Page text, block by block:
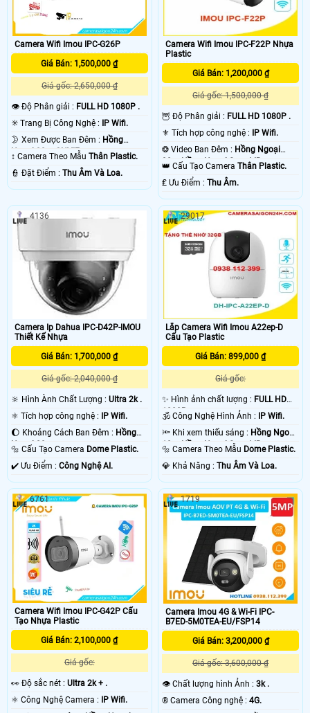
Camera Wifi Imou IPC-G26P
Giá Bán: 1,500,000 ₫
Giá gốc: 2,650,000 ₫
👁 Độ Phân giải : FULL HD 1080P .
✳️ Trang Bị Công Nghệ :
IP Wifi.
🌛 Xem Được Ban Đêm : Hồng
Ngoại 30m ONVIF.
↕️ Camera Theo Mẫu Thân Plastic.
️👮 Đặt Điểm : Thu Âm Và Loa.
Camera Wifi Imou IPC-F22P Nhựa
Plastic
Giá Bán: 1,200,000 ₫
Giá gốc: 1,500,000 ₫
🦉 Độ Phân giải : FULL HD 1080P .
⚜️ Tích hợp công nghệ :
IP Wifi.
❂ Video Ban Đêm : Hồng Ngoại
30m Hồng Ngoại Smart IR.
👑 Cấu Tạo CameraThân Plastic.
️₤ Ưu Điểm :Thu Âm.
Camera Ip Dahua IPC-D42P-IMOU
Thiết Kế Nhựa
Giá Bán: 1,700,000 ₫
Giá gốc: 2,040,000 ₫
🔆 Hình Ành Chất Lượng : Ultra 2k .
⚛️ Tích hợp công nghệ :
IP Wifi.
🌔 Khoảng Cách Ban Đêm : Hồng
Ngoại 20m .
🔩 Cấu Tạo Camera Dome Plastic.
️✔️ Ưu Điểm : Công Nghệ AI.
4136
Lắp Camera Wifi Imou A22ep-D
Cấu Tạo Plastic
Giá Bán: 899,000 ₫
Giá gốc:
✨ Hình ảnh chất lượng : FULL HD
1080P .
🕉️ Công Nghệ Hình Ảnh :
IP Wifi.
🔦 Khi xem thiếu sáng : Hồng Ngoại
10m Hồng Ngoại Smart IR.
🔩 Camera Theo Mẫu Dome Plastic.
️💎 Khả Năng :Thu Âm Và Loa.
29017
Camera Wifi Imou IPC-G42P Cấu
Tạo Nhựa Plastic
Giá Bán: 2,100,000 ₫
Giá gốc:
️👀 Độ sắc nét : Ultra 2k + .
⚛️ Công Nghệ Camera : IP Wifi.
6761
Camera Imou 4G & Wi-Fi IPC-
B7ED-5M0TEA-EU/FSP14
Giá Bán: 3,200,000 ₫
Giá gốc: 3,600,000 ₫
👁 Chất lượng hình Ảnh :3k .
®️ Camera Công nghệ :4G.
1719